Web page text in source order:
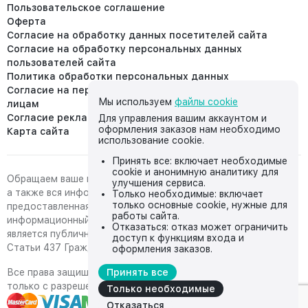
Пользовательское соглашение
Оферта
Согласие на обработку данных посетителей сайта
Согласие на обработку персональных данных
пользователей сайта
Политика обработки персональных данных
Согласие на передачу персональных данных третьим
лицам
Согласие реклама
Карта сайта
Обращаем ваше внимание на то, что данный интернет-сайт,
а также вся информация о товарах и ценах,
предоставленная на нём, носит исключительно
информационный характер и ни при каких условиях не
является публичной офертой, определяемой положениями
Статьи 437 Гражданского кодекса Российской Федерации.
Все права защищены, любое копирование с сайта возможно
только с разрешения владельца сайта
Мы используем файлы cookie
Для управления вашим аккаунтом и
оформления заказов нам необходимо
использование cookie.
Принять все: включает необходимые
cookie и анонимную аналитику для
улучшения сервиса.
Только необходимые: включает
только основные cookie, нужные для
работы сайта.
Отказаться: отказ может ограничить
доступ к функциям входа и
оформления заказов.
Принять все
Только необходимые
Отказаться